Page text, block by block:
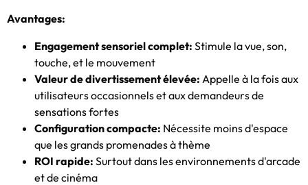
Avantages:
Engagement sensoriel complet: Stimule la vue, son,
touche, et le mouvement
Valeur de divertissement élevée: Appelle à la fois aux
utilisateurs occasionnels et aux demandeurs de
sensations fortes
Configuration compacte: Nécessite moins d'espace
que les grands promenades à thème
ROI rapide: Surtout dans les environnements d'arcade
et de cinéma